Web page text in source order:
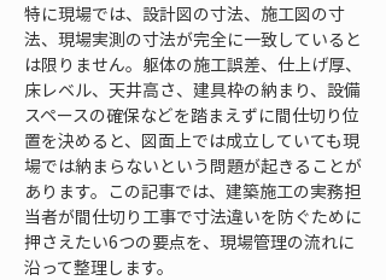
特に現場では、設計図の寸法、施工図の寸
法、現場実測の寸法が完全に一致していると
は限りません。躯体の施工誤差、仕上げ厚、
床レベル、天井高さ、建具枠の納まり、設備
スペースの確保などを踏まえずに間仕切り位
置を決めると、図面上では成立していても現
場では納まらないという問題が起きることが
あります。この記事では、建築施工の実務担
当者が間仕切り工事で寸法違いを防ぐために
押さえたい6つの要点を、現場管理の流れに
沿って整理します。